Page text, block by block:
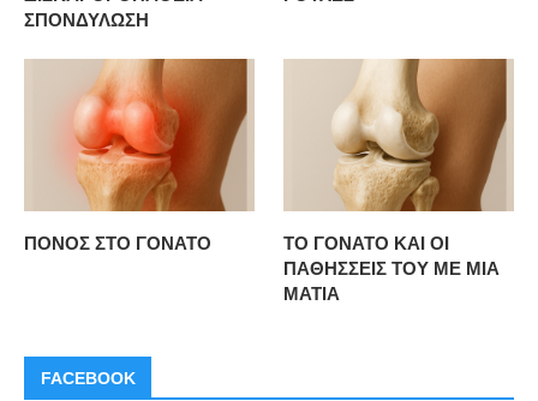
ΣΠΟΝΔΥΛΩΣΗ
ΠΟΝΟΣ ΣΤΟ ΓΟΝΑΤΟ
ΤΟ ΓΟΝΑΤΟ ΚΑΙ ΟΙ
ΠΑΘΗΣΣΕΙΣ ΤΟΥ ΜΕ ΜΙΑ
ΜΑΤΙΑ
FACEBOOK